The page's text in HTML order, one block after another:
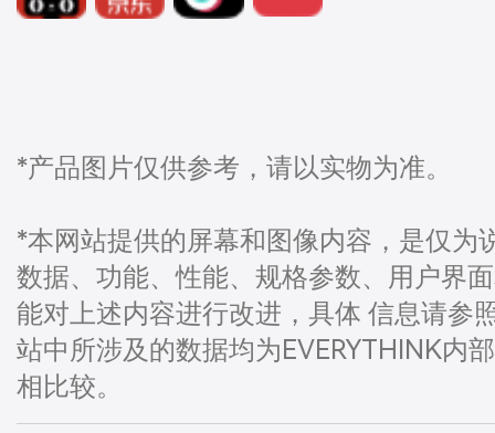
*产品图片仅供参考，请以实物为准。
*本网站提供的屏幕和图像内容，是仅
数据、功能、性能、规格参数、用户界
能对上述内容进行改进，具体 信息请参
站中所涉及的数据均为EVERYTHINK内
相比较。